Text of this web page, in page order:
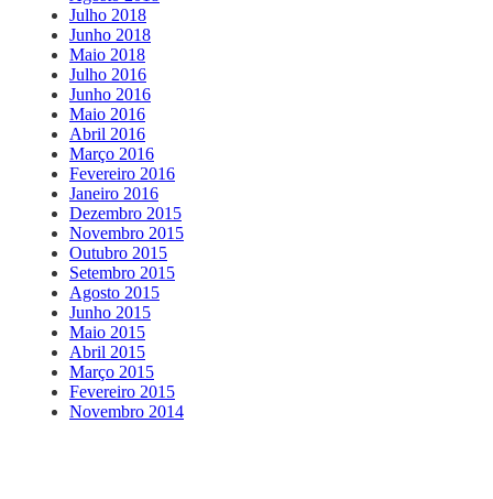
Julho 2018
Junho 2018
Maio 2018
Julho 2016
Junho 2016
Maio 2016
Abril 2016
Março 2016
Fevereiro 2016
Janeiro 2016
Dezembro 2015
Novembro 2015
Outubro 2015
Setembro 2015
Agosto 2015
Junho 2015
Maio 2015
Abril 2015
Março 2015
Fevereiro 2015
Novembro 2014